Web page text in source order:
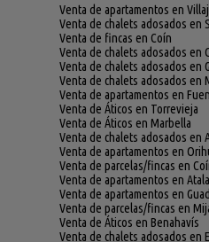
Venta de apartamentos en
Venta de chalets adosados en
Venta de fincas en Coín
Venta de chalets adosados en
Venta de chalets adosados en
Venta de chalets adosados en
Venta de apartamentos en
Venta de Áticos en Torrevieja
Venta de Áticos en Marbella
Venta de chalets adosados en
Venta de apartamentos en
Venta de parcelas/fincas en
Venta de apartamentos en
Venta de apartamentos en
Venta de parcelas/fincas en
Venta de Áticos en Benahavís
Venta de chalets adosados en